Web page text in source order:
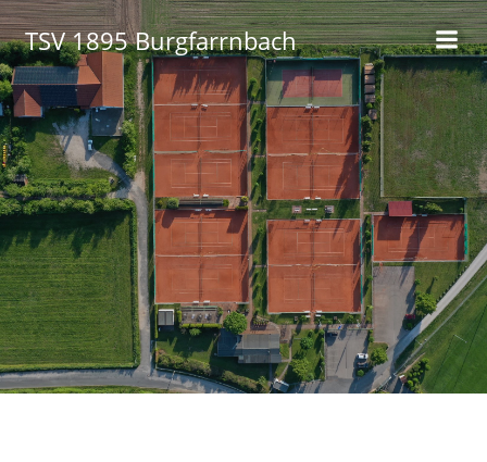
Zum
Inhalt
springen
TSV 1895 Burgfarrnbach